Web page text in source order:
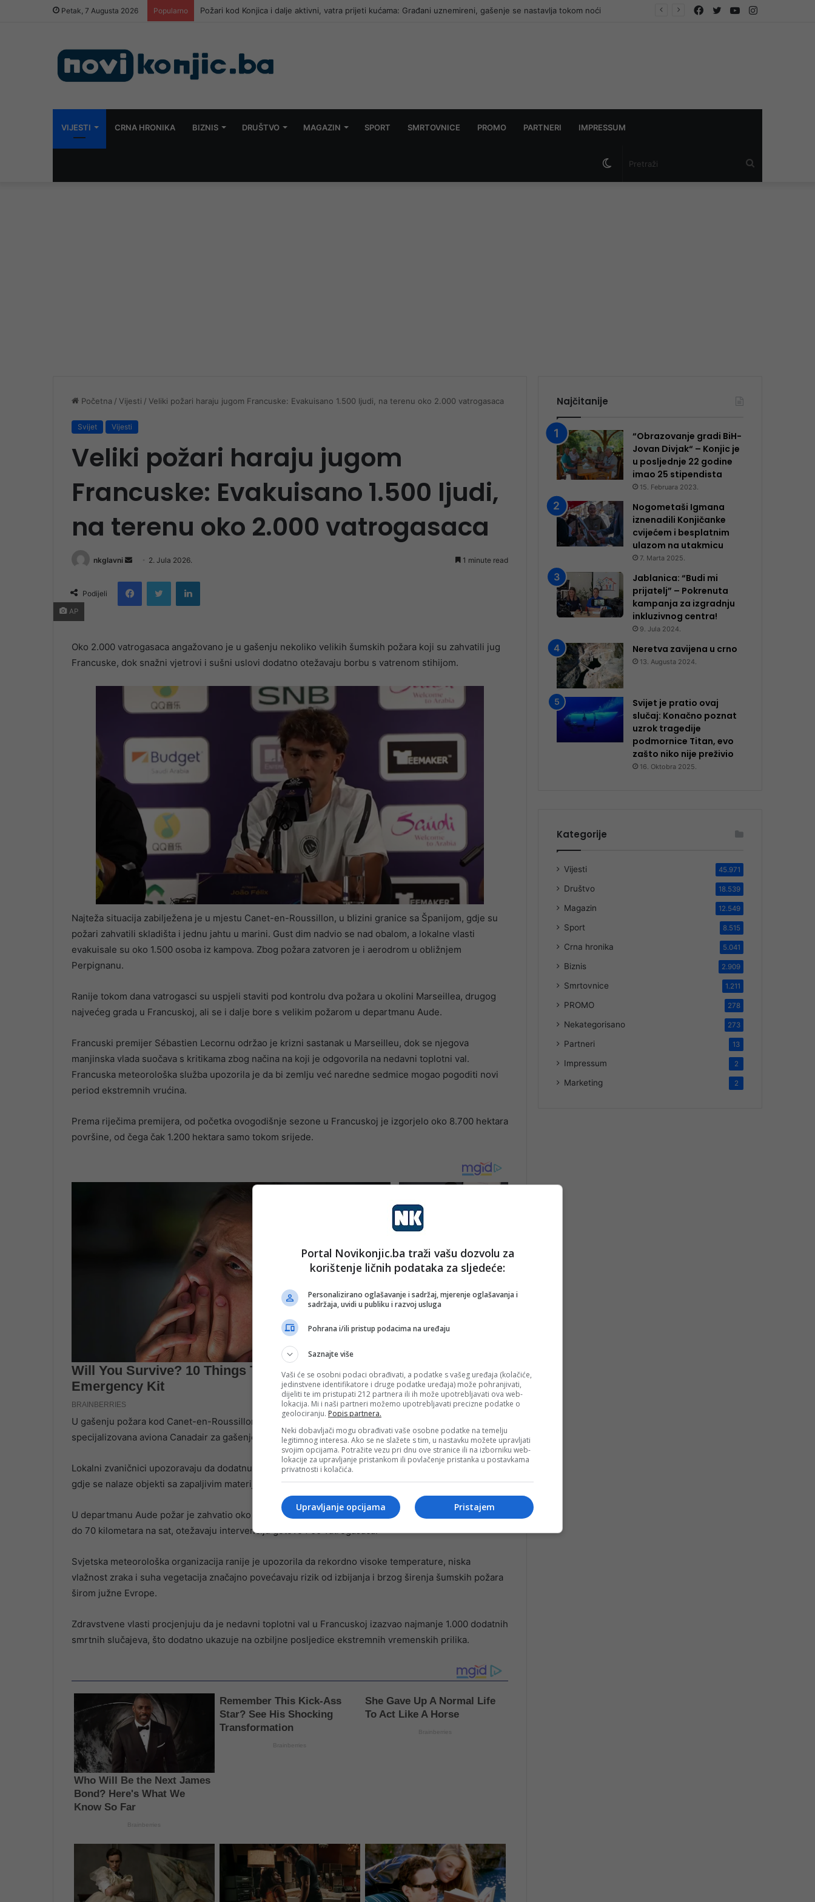
Petak, 7 Augusta 2026 Popularno Požari kod Konjica i dalje aktivni, vatra prijeti kućama: Građani uznemireni, gašenje se nastavlja tokom noći Instagram
YouTube
Twitter
Facebook
VIJESTI CRNA HRONIKA BIZNIS DRUŠTVO MAGAZIN SPORT SMRTOVNICE PROMO PARTNERI IMPRESSUM
Switch
Početna / Vijesti / Veliki požari haraju jugom Francuske: Evakuisano 1.500 ljudi, na terenu oko 2.000 vatrogasaca
Svijet Vijesti
Veliki požari haraju jugom
Francuske: Evakuisano 1.500 ljudi,
na terenu oko 2.000 vatrogasaca
nkglavni
Send
email
2. Jula 2026. 1 minute read
Podijeli
FacebookTwitter LinkedIn
AP
Oko 2.000 vatrogasaca angažovano je u gašenju nekoliko velikih šumskih požara koji su zahvatili jug
Francuske, dok snažni vjetrovi i sušni uslovi dodatno otežavaju borbu s vatrenom stihijom.
Najteža situacija zabilježena je u mjestu Canet-en-Roussillon, u blizini granice sa Španijom, gdje su
požari zahvatili skladišta i jednu jahtu u marini. Gust dim nadvio se nad obalom, a lokalne vlasti
evakuisale su oko 1.500 osoba iz kampova. Zbog požara zatvoren je i aerodrom u obližnjem
Perpignanu.
Ranije tokom dana vatrogasci su uspjeli staviti pod kontrolu dva požara u okolini Marseillea, drugog
najvećeg grada u Francuskoj, ali se i dalje bore s velikim požarom u departmanu Aude.
Francuski premijer Sébastien Lecornu održao je krizni sastanak u Marseilleu, dok se njegova
manjinska vlada suočava s kritikama zbog načina na koji je odgovorila na nedavni toplotni val.
Francuska meteorološka služba upozorila je da bi zemlju već naredne sedmice mogao pogoditi novi
period ekstremnih vrućina.
Prema riječima premijera, od početka ovogodišnje sezone u Francuskoj je izgorjelo oko 8.700 hektara
površine, od čega čak 1.200 hektara samo tokom srijede.
U gašenju požara kod Canet-en-Roussillona učestvuju četiri helikoptera, dok su u pripravnosti i tri
specijalizovana aviona Canadair za gašenje požara iz zraka.
Lokalni zvaničnici upozoravaju da dodatnu zabrinutost predstavlja industrijska zona u blizini požara,
gdje se nalaze objekti sa zapaljivim materijalima i potencijalno opasnim supstancama.
U departmanu Aude požar je zahvatio oko 900 hektara zemljišta, a snažni vjetrovi, koji dostižu brzinu
do 70 kilometara na sat, otežavaju intervenciju gotovo 700 vatrogasaca.
Svjetska meteorološka organizacija ranije je upozorila da rekordno visoke temperature, niska
vlažnost zraka i suha vegetacija značajno povećavaju rizik od izbijanja i brzog širenja šumskih požara
širom južne Evrope.
Zdravstvene vlasti procjenjuju da je nedavni toplotni val u Francuskoj izazvao najmanje 1.000 dodatnih
smrtnih slučajeva, što dodatno ukazuje na ozbiljne posljedice ekstremnih vremenskih prilika.
Najčitanije
“Obrazovanje gradi BiH-
Jovan Divjak“ – Konjic je
u posljednje 22 godine
imao 25 ​​stipendista
15. Februara 2023.
Nogometaši Igmana
iznenadili Konjičanke
cvijećem i besplatnim
ulazom na utakmicu
7. Marta 2025.
Jablanica: “Budi mi
prijatelj” – Pokrenuta
kampanja za izgradnju
inkluzivnog centra!
9. Jula 2024.
Neretva zavijena u crno
13. Augusta 2024.
Svijet je pratio ovaj
slučaj: Konačno poznat
uzrok tragedije
podmornice Titan, evo
zašto niko nije preživio
16. Oktobra 2025.
Kategorije
Vijesti 45.971
Društvo 18.539
Magazin 12.549
Sport 8.515
Crna hronika 5.041
Biznis 2.909
Smrtovnice 1.211
PROMO 278
Nekategorisano 273
Partneri 13
Impressum 2
Marketing 2
Portal Novikonjic.ba traži vašu dozvolu za
korištenje ličnih podataka za sljedeće:
Personalizirano oglašavanje i sadržaj, mjerenje oglašavanja i
sadržaja, uvidi u publiku i razvoj usluga
Pohrana i/ili pristup podacima na uređaju
Saznajte više
Vaši će se osobni podaci obrađivati, a podatke s vašeg uređaja (kolačiće,
jedinstvene identifikatore i druge podatke uređaja) može pohranjivati,
dijeliti te im pristupati 212 partnera ili ih može upotrebljavati ova web-
lokacija. Mi i naši partneri možemo upotrebljavati precizne podatke o
geolociranju. Popis partnera.
Neki dobavljači mogu obrađivati vaše osobne podatke na temelju
legitimnog interesa. Ako se ne slažete s tim, u nastavku možete upravljati
svojim opcijama. Potražite vezu pri dnu ove stranice ili na izborniku web-
lokacije za upravljanje pristankom ili povlačenje pristanka u postavkama
privatnosti i kolačića.
Pristajem
Upravljanje opcijama